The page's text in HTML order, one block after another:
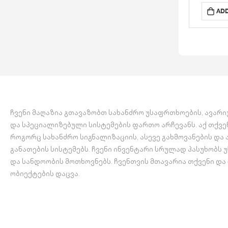
ჩვენი მაღაზია გთავაზობთ სახანძრო უსაფრთხოების,
და სპეციალიზებული სისტემების ფართო არჩევანს. აქ
როგორც სახანძრო სიგნალიზაციის, ასევე გახმოვანების და
განათების სისტემებს. ჩვენი ინვენტარი სრულად პასუხობს
და სანდოობის მოთხოვნებს. ჩვენთვის მთავარია თქვენი და
ობიექტების დაცვა.